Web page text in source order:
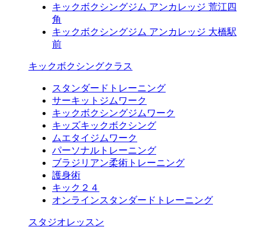
キックボクシングジム アンカレッジ 荒江四
角
キックボクシングジム アンカレッジ 大橋駅
前
キックボクシングクラス
スタンダードトレーニング
サーキットジムワーク
キックボクシングジムワーク
キッズキックボクシング
ムエタイジムワーク
パーソナルトレーニング
ブラジリアン柔術トレーニング
護身術
キック２４
オンラインスタンダードトレーニング
スタジオレッスン